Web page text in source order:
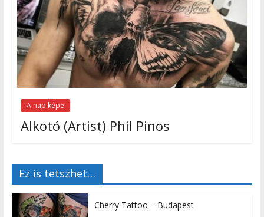
A nap képe
Alkotó (Artist) Phil Pinos
Ez is tetszhet…
Cherry Tattoo – Budapest